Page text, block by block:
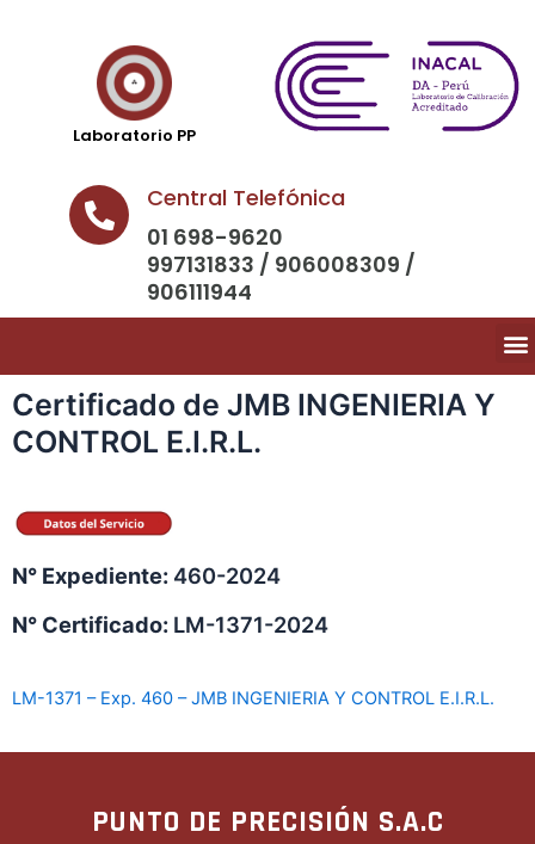
Laboratorio PP
Central Telefónica
01 698-9620
997131833 / 906008309 /
906111944
Certificado de JMB INGENIERIA Y
CONTROL E.I.R.L.
N° Expediente: 460-2024
N° Certificado: LM-1371-2024
LM-1371 – Exp. 460 – JMB INGENIERIA Y CONTROL E.I.R.L.
PUNTO DE PRECISIÓN S.A.C